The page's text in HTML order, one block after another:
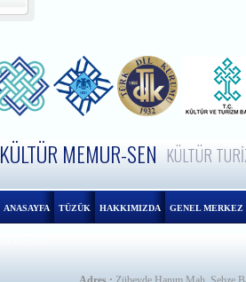
KÜLTÜR MEMUR-SEN KÜLTÜR
ANASAYFA TÜZÜK HAKKIMIZDA GENEL